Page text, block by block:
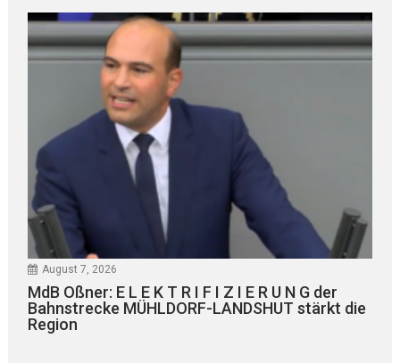
August 7, 2026
MdB Oßner: E L E K T R I F I Z I E R U N G der
Bahnstrecke MÜHLDORF-LANDSHUT stärkt die
Region